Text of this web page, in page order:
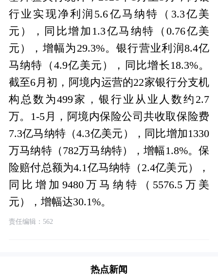
行业实现净利润5.6亿马纳特（3.3亿美
元），同比增加1.3亿马纳特（0.76亿美
元），增幅为29.3%。银行营业利润8.4亿
马纳特（4.9亿美元），同比增长18.3%。
截至6月初，阿境内运营的22家银行分支机
构总数为499家，银行业从业人数约2.7
万。1-5月，阿境内保险公司共收取保险费
7.3亿马纳特（4.3亿美元），同比增加1330
万马纳特（782万马纳特），增幅1.8%。保
险赔付总额为4.1亿马纳特（2.4亿美元），
同比增加9480万马纳特（5576.5万美
元），增幅达30.1%。
责任编辑：562
热点新闻